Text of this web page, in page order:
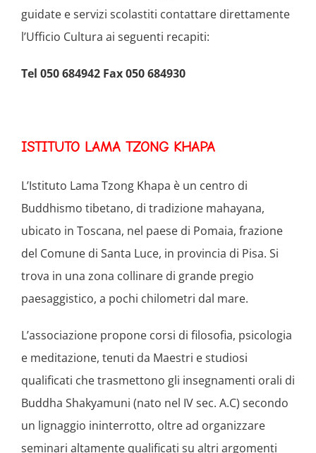
guidate e servizi scolastiti contattare direttamente
l’Ufficio Cultura ai seguenti recapiti:
Tel 050 684942 Fax 050 684930
ISTITUTO LAMA TZONG KHAPA
L’Istituto Lama Tzong Khapa è un centro di
Buddhismo tibetano, di tradizione mahayana,
ubicato in Toscana, nel paese di Pomaia, frazione
del Comune di Santa Luce, in provincia di Pisa. Si
trova in una zona collinare di grande pregio
paesaggistico, a pochi chilometri dal mare.
L’associazione propone corsi di filosofia, psicologia
e meditazione, tenuti da Maestri e studiosi
qualificati che trasmettono gli insegnamenti orali di
Buddha Shakyamuni (nato nel IV sec. A.C) secondo
un lignaggio ininterrotto, oltre ad organizzare
seminari altamente qualificati su altri argomenti